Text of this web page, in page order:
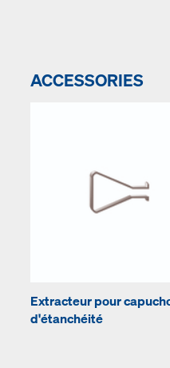
ACCESSORIES
Extracteur pour
d'étanchéité